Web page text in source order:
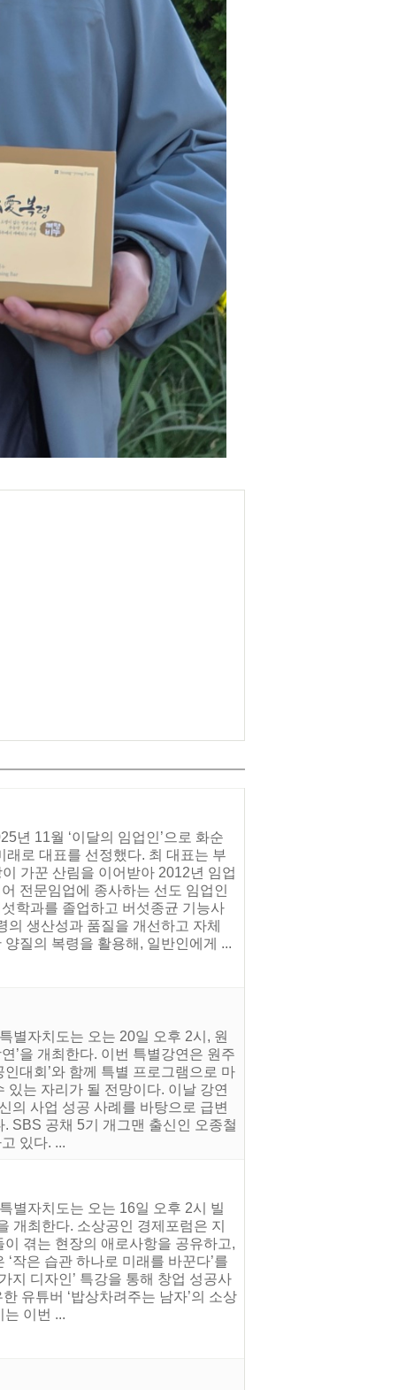
년 11월 ‘이달의 임업인’으로 화순
로 대표를 선정했다. 최 대표는 부
가꾼 산림을 이어받아 2012년 임업
전문임업에 종사하는 선도 임업인
학과를 졸업하고 버섯종균 기능사
생산성과 품질을 개선하고 자체
질의 복령을 활용해, 일반인에게 ...
별자치도는 오는 20일 오후 2시, 원
’을 개최한다. 이번 특별강연은 원주
대회’와 함께 특별 프로그램으로 마
는 자리가 될 전망이다. 이날 강연
의 사업 성공 사례를 바탕으로 급변
SBS 공채 5기 개그맨 출신인 오종철
있다. ...
별자치도는 오는 16일 오후 2시 빌
개최한다. 소상공인 경제포럼은 지
겪는 현장의 애로사항을 공유하고,
작은 습관 하나로 미래를 바꾼다’를
지 디자인’ 특강을 통해 창업 성공사
유튜버 ‘밥상차려주는 남자’의 소상
이번 ...